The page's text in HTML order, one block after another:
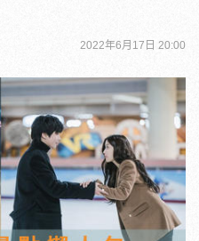
2022年6月17日 20:00